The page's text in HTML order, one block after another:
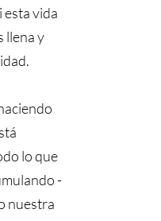
vida
llena y
lo que
-
nuestra